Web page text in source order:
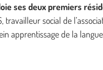
ses deux premiers
travailleur social de
apprentissage de la